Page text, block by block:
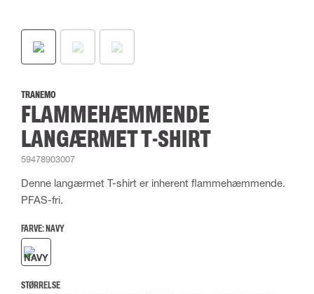
TRANEMO
FLAMMEHÆMMENDE
LANGÆRMET T-SHIRT
59478903007
Denne langærmet T-shirt er inherent flammehæmmende.
PFAS-fri.
FARVE: NAVY
STØRRELSE